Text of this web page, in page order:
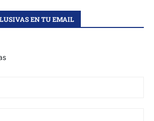
EN TU EMAIL